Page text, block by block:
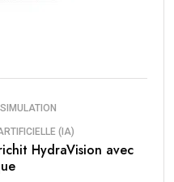
(IA)
HydraVision avec